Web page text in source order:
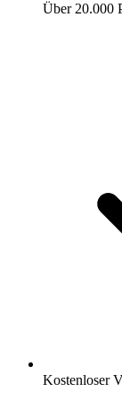
Über 20.000
Kostenloser